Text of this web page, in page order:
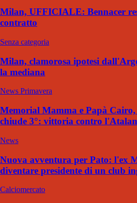
Milan, UFFICIALE: Bennacer
contratto
Senza categoria
Milan, clamorosa ipotesi
la mediana
News Primavera
Memorial Mamma e Papà
chiude 3°: vittoria contro
News
Nuova avventura per Pato: l'ex
diventare presidente di un club
Calciomercato